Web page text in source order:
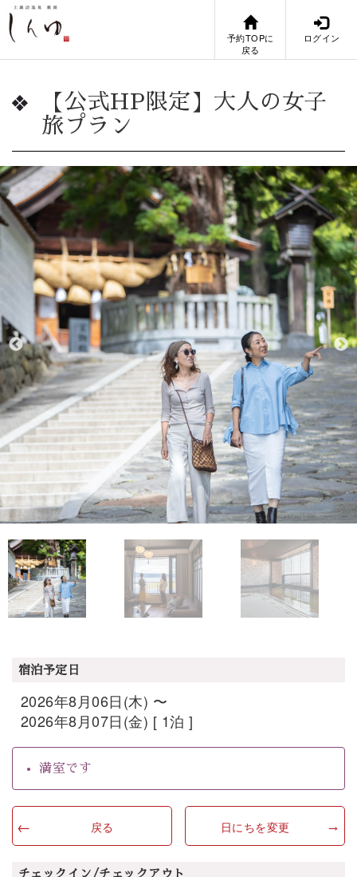
予約TOPに
戻る
ログイン
【公式HP限定】大人の女子
旅プラン
宿泊予定日
2026年8月06日(木) 〜
2026年8月07日(金) [ 1泊 ]
満室です
戻る 日にちを変更
チェックイン/チェックアウト